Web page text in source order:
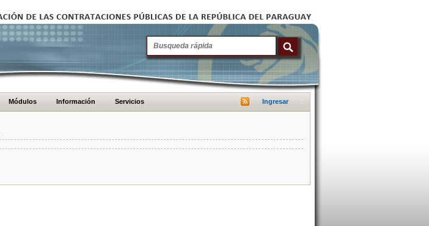
Módulos Información Servicios Ingresar